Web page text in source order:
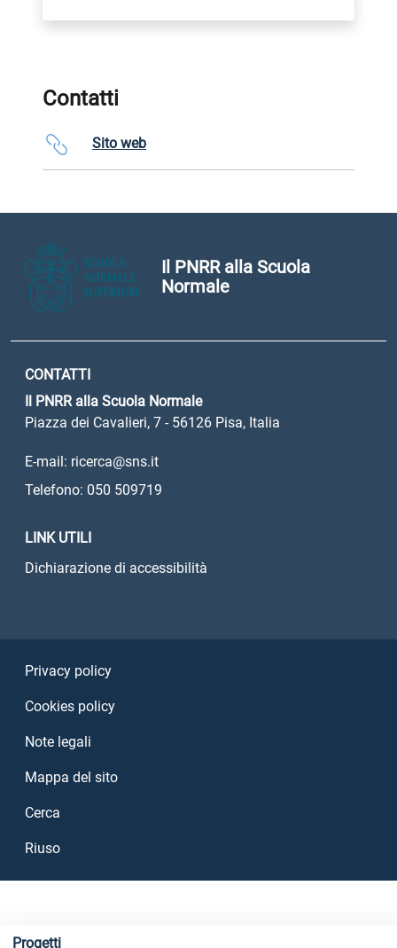
Progetti
Contatti
Sito web
Il PNRR alla Scuola
Normale
CONTATTI
Il PNRR alla Scuola Normale
Piazza dei Cavalieri, 7 - 56126 Pisa, Italia
E-mail: ricerca@sns.it
Telefono: 050 509719
LINK UTILI
Dichiarazione di accessibilità
Privacy policy
Cookies policy
Note legali
Mappa del sito
Cerca
Riuso